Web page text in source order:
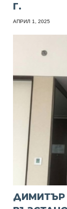
Г.
АПРИЛ 1, 2025
ДИМИТЪР